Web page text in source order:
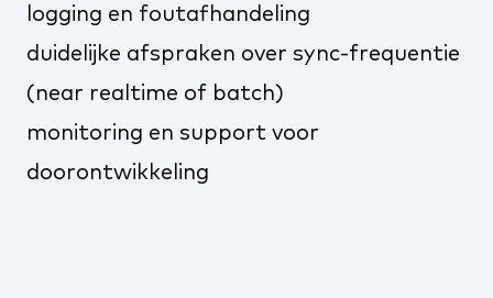
logging en foutafhandeling
duidelijke afspraken over sync-frequentie
(near realtime of batch)
monitoring en support voor
doorontwikkeling